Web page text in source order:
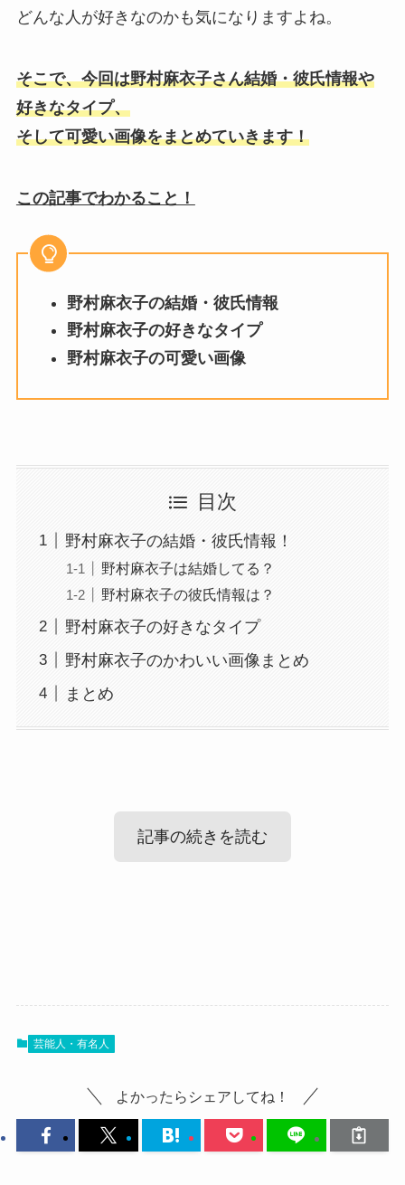
どんな人が好きなのかも気になりますよね。
そこで、今回は野村麻衣子さん結婚・彼氏情報や
好きなタイプ、
そして可愛い画像をまとめていきます！
この記事でわかること！
野村麻衣子の結婚・彼氏情報
野村麻衣子の好きなタイプ
野村麻衣子の可愛い画像
目次
野村麻衣子の結婚・彼氏情報！
野村麻衣子は結婚してる？
野村麻衣子の彼氏情報は？
野村麻衣子の好きなタイプ
野村麻衣子のかわいい画像まとめ
まとめ
記事の続きを読む
結婚や彼氏情報など気になるところは満載です。
野村麻衣子 高校 大学
に関してはこちらの記事でご紹介しています！
しょう！
浴衣姿は野村麻衣子さんの可愛らしさを引き出し
てくれていますね！
芸能人・有名人
よかったらシェアしてね！